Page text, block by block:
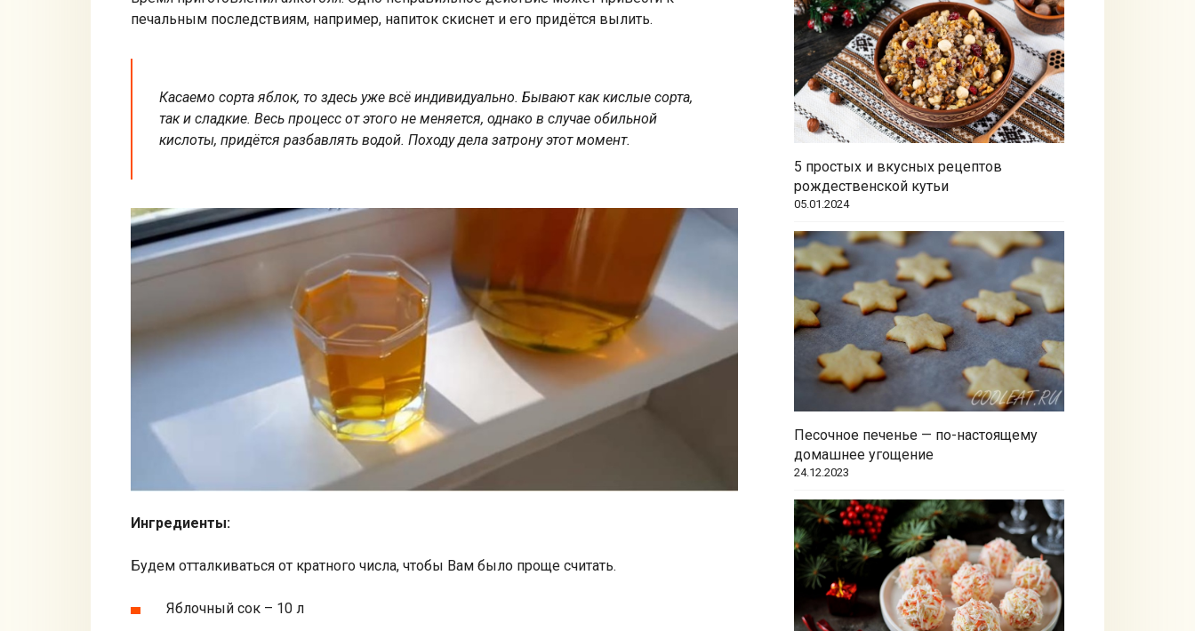
печальным последствиям, например, напиток скиснет и его придётся вылить.
Касаемо сорта яблок, то здесь уже всё индивидуально. Бывают как кислые сорта,
так и сладкие. Весь процесс от этого не меняется, однако в случае обильной
кислоты, придётся разбавлять водой. Походу дела затрону этот момент.
Ингредиенты:
Будем отталкиваться от кратного числа, чтобы Вам было проще считать.
Яблочный сок – 10 л
5 простых и вкусных рецептов
рождественской кутьи
05.01.2024
Песочное печенье — по-настоящему
домашнее угощение
24.12.2023